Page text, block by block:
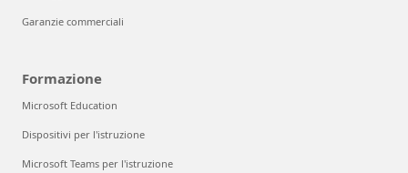
Garanzie commerciali
Formazione
Microsoft Education
Dispositivi per l'istruzione
Microsoft Teams per l'istruzione